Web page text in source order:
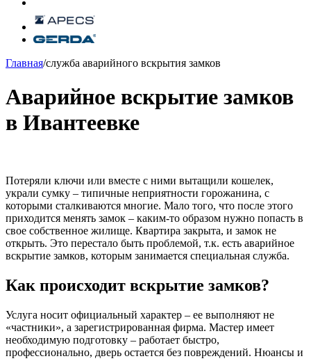
Главная/служба аварийного вскрытия замков
Аварийное вскрытие замков
в Ивантеевке
Потеряли ключи или вместе с ними вытащили кошелек,
украли сумку – типичные неприятности горожанина, с
которыми сталкиваются многие. Мало того, что после этого
приходится менять замок – каким-то образом нужно попасть в
свое собственное жилище. Квартира закрыта, и замок не
открыть. Это перестало быть проблемой, т.к. есть аварийное
вскрытие замков, которым занимается специальная служба.
Как происходит вскрытие замков?
Услуга носит официальный характер – ее выполняют не
«частники», а зарегистрированная фирма. Мастер имеет
необходимую подготовку – работает быстро,
профессионально, дверь остается без повреждений. Нюансы и